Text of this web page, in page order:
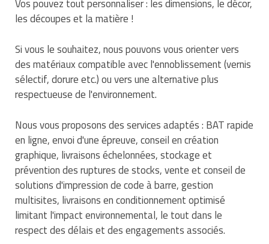
Ustensile cuisine professionnel
Vêtements personnalisés
Vitrines pour magasin
Traitement de l'air
Trancheuse professionnelle
Transformateur électrique
Tubes et profilés
Tuyau flexible
Tuyau galvanisé
Tuyau renforcé
Ventilateurs et aération d'atelier
Tapis de bureau
Tapis et caillebotis
Traitement des surfaces
Traitement du linge
Vestiaires et casiers
Equipements de football
Equipements pour patinage
Equipements pour roller
Equipements pour skateboard
Equipements pour stade et terrain
sportif
Jeu gymnique
Loisirs
Pétrin professionnel
Piano de cuisson
Plats et plateaux
Pompes à sauce
Portes commandes restaurant
Présentoir pour restaurant
Réchaud professionnel
Réfrigérateur professionnel
Restauration foraine
Vos pouvez tout personnaliser : les dimensions, le décor,
les découpes et la matière !
Si vous le souhaitez, nous pouvons vous orienter vers
des matériaux compatible avec l'ennoblissement (vernis
sélectif, dorure etc.) ou vers une alternative plus
respectueuse de l'environnement.
Nous vous proposons des services adaptés : BAT rapide
en ligne, envoi d'une épreuve, conseil en création
graphique, livraisons échelonnées, stockage et
prévention des ruptures de stocks, vente et conseil de
solutions d'impression de code à barre, gestion
multisites, livraisons en conditionnement optimisé
limitant l'impact environnemental, le tout dans le
respect des délais et des engagements associés.